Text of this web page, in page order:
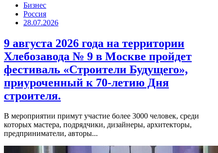
Бизнес
Россия
28.07.2026
9 августа 2026 года на территории
Хлебозавода № 9 в Москве пройдет
фестиваль «Строители Будущего»,
приуроченный к 70-летию Дня
строителя.
В мероприятии примут участие более 3000 человек, среди
которых мастера, подрядчики, дизайнеры, архитекторы,
предприниматели, авторы...